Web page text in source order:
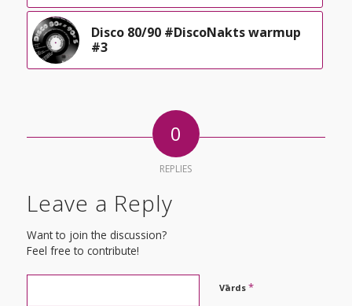
Disco 80/90 #DiscoNakts warmup
#3
0
REPLIES
Leave a Reply
Want to join the discussion?
Feel free to contribute!
Vārds *